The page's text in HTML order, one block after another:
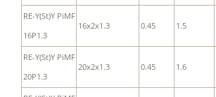
RE-Y(St)Y PiMF
16P1.3
16x2x1.3 0.45 1.5
RE-Y(St)Y PiMF
20P1.3
20x2x1.3 0.45 1.6